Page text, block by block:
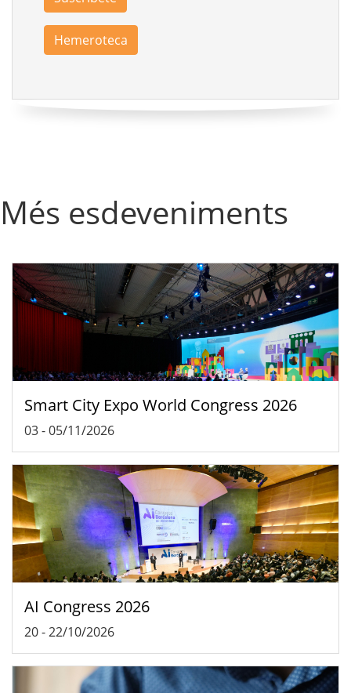
Hemeroteca
Més esdeveniments
Smart City Expo World Congress 2026
03-05/11/2026
AI Congress 2026
20-22/10/2026